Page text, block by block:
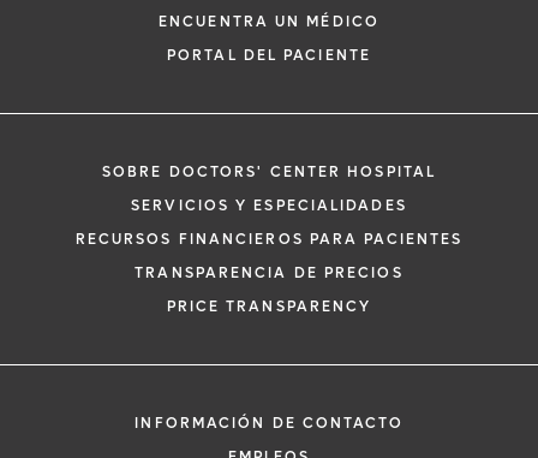
ENCUENTRA UN MÉDICO
PORTAL DEL PACIENTE
SOBRE DOCTORS' CENTER HOSPITAL
SERVICIOS Y ESPECIALIDADES
RECURSOS FINANCIEROS PARA PACIENTES
TRANSPARENCIA DE PRECIOS
PRICE TRANSPARENCY
INFORMACIÓN DE CONTACTO